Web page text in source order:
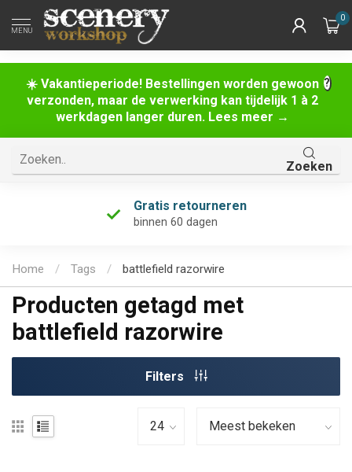
☀️ Vakantieperiode! Bestellingen worden gewoon
verzonden, maar de verwerking kan tijdelijk 1 à 2
werkdagen langer duren. Lees meer →
MENU
0
Zoeken
Gratis retourneren
binnen 60 dagen
Home / Tags / battlefield razorwire
Producten getagd met
battlefield razorwire
Filters